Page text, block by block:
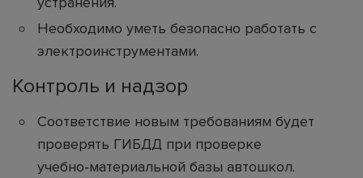
Необходимо уметь безопасно работать с
электроинструментами.
Контроль и надзор
Соответствие новым требованиям будет
проверять ГИБДД при проверке
учебно‑материальной базы автошкол.